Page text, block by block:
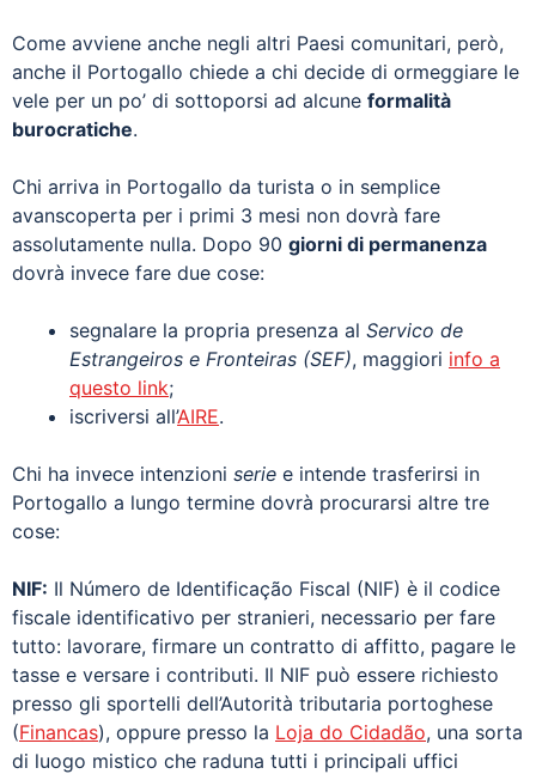
Come avviene anche negli altri Paesi comunitari, però,
anche il Portogallo chiede a chi decide di ormeggiare le
vele per un po’ di sottoporsi ad alcune formalità
burocratiche.
Chi arriva in Portogallo da turista o in semplice
avanscoperta per i primi 3 mesi non dovrà fare
assolutamente nulla. Dopo 90 giorni di permanenza
dovrà invece fare due cose:
segnalare la propria presenza al Servico de
Estrangeiros e Fronteiras (SEF), maggiori info a
questo link;
iscriversi all’AIRE.
Chi ha invece intenzioni serie e intende trasferirsi in
Portogallo a lungo termine dovrà procurarsi altre tre
cose:
NIF: Il Número de Identificação Fiscal (NIF) è il codice
fiscale identificativo per stranieri, necessario per fare
tutto: lavorare, firmare un contratto di affitto, pagare le
tasse e versare i contributi. Il NIF può essere richiesto
presso gli sportelli dell’Autorità tributaria portoghese
(Financas), oppure presso la Loja do Cidadão, una sorta
di luogo mistico che raduna tutti i principali uffici